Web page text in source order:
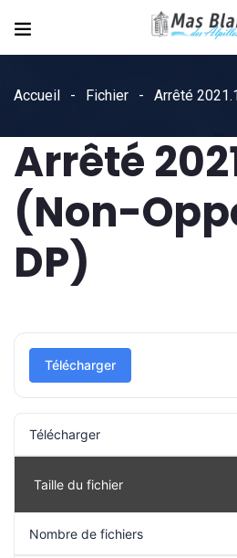
Accueil Fichier Arrêté
Arrêté
(non-
DP)
Télécharger
Télécharger
Taille du fichier
Nombre de fichiers